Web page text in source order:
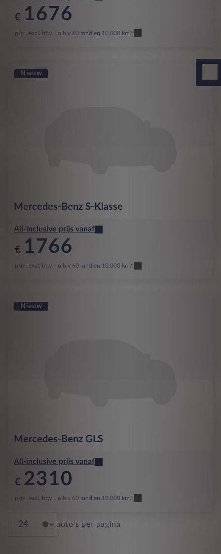
€ 1676
p/m. excl. btw o.b.v 60 mnd en 10,000 km/j
Nieuw
Mercedes-Benz S-Klasse
All-inclusive prijs vanaf
€ 1766
p/m. excl. btw o.b.v 60 mnd en 10,000 km/j
Nieuw
Mercedes-Benz GLS
All-inclusive prijs vanaf
€ 2310
p/m. excl. btw o.b.v 60 mnd en 10,000 km/j
auto's per pagina